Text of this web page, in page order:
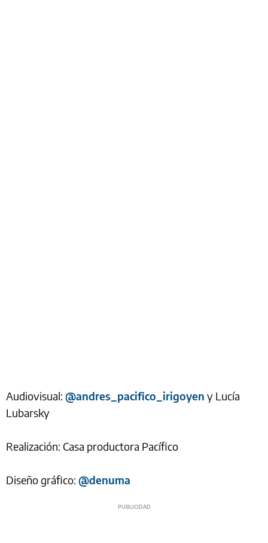
Audiovisual: @andres_pacifico_irigoyen y Lucía
Lubarsky
Realización: Casa productora Pacífico
Diseño gráfico: @denuma